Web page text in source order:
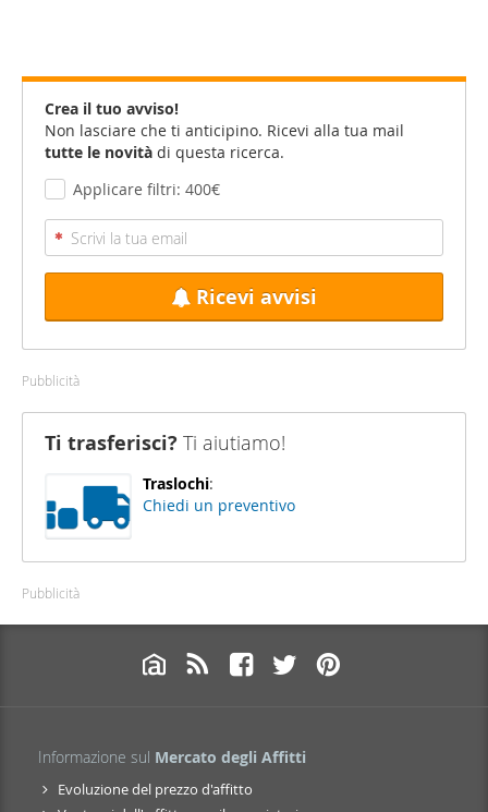
Crea il tuo avviso!
Non lasciare che ti anticipino. Ricevi alla tua mail
tutte le novità di questa ricerca.
Applicare filtri: 400€
Ricevi avvisi
Pubblicità
Ti trasferisci? Ti aiutiamo!
Traslochi:
Chiedi un preventivo
Pubblicità
Informazione sul Mercato degli Affitti
Evoluzione del prezzo d'affitto